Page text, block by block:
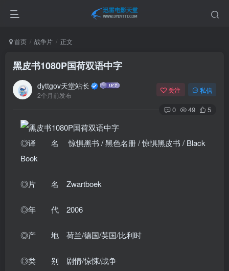
首页 战争片 正文
黑皮书1080P国荷双语中字
dyttgov天堂站长
2个月前发布
关注 私信
0 49 5
◎译 名 惊惧黑书 / 黑色名册 / 惊惧黑皮书 / Black
Book
◎片 名 Zwartboek
◎年 代 2006
◎产 地 荷兰/德国/英国/比利时
◎类 别 剧情/惊悚/战争